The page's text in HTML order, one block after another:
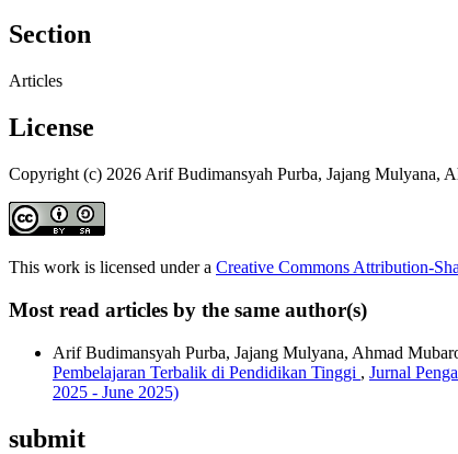
Section
Articles
License
Copyright (c) 2026 Arif Budimansyah Purba, Jajang Mulyana,
This work is licensed under a Creative Commons Attribution-
Most read articles by the same author(s)
Arif Budimansyah Purba, Jajang Mulyana, Ahmad
Pembelajaran Terbalik di Pendidikan Tinggi , Jurnal
2025 - June 2025)
submit